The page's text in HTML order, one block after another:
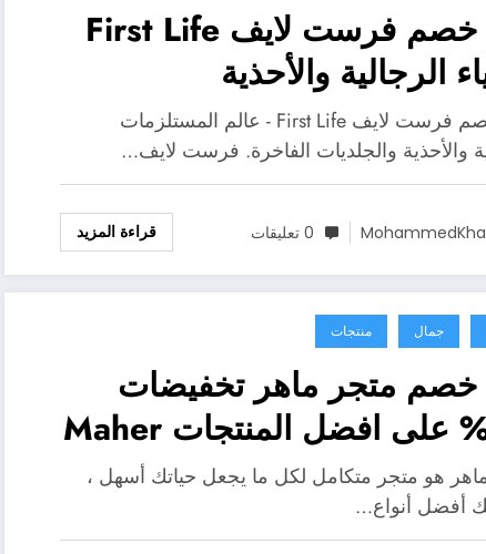
كود خصم فرست لايف First Life
الرجالية والأحذية
كود خصم فرست لايف First Life - عالم المستلزمات
والأحذية والجلديات الفاخرة. فرست لايف…
0 تعليقات قراءة المزيد
جمال منتجات
خصم متجر ماهر تخفيضات
40% على افضل المنتجات Maher
هو متجر متكامل لكل ما يجعل حياتك أسهل ،
أفضل أنواع…